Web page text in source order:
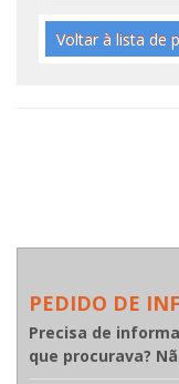
Voltar à lista de
PEDIDO DE
Precisa de
que procurava?